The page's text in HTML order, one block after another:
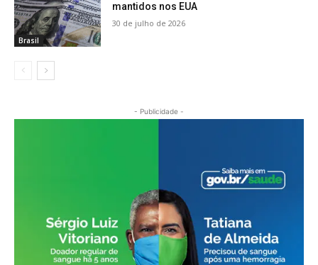
Brasil
mantidos nos EUA
30 de julho de 2026
- Publicidade -